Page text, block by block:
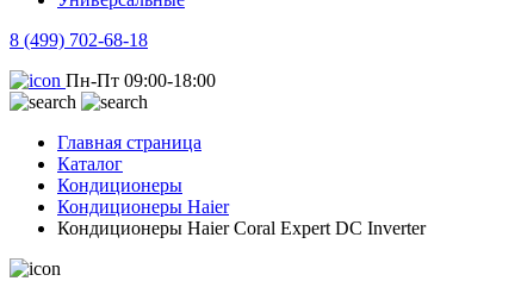
8 (499) 702-68-18
Пн-Пт 09:00-18:00
Главная страница
Каталог
Кондиционеры
Кондиционеры Haier
Кондиционеры Haier Coral Expert DC Inverter